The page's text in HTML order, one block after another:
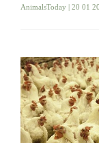
AnimalsToday | 20 01